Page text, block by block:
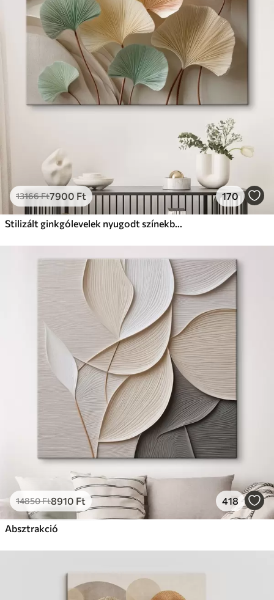
✗Környezetbarát anyag
Prémium
Ft
Élénk, gazdag színek
Fakulásálló
✓Biztonságos, szagtalan tinta
Eco-Prémium
Tól13990Ft
✓Élénk, gazdag színek
✓Fakulásálló
Környezetbarát anyag
13166Ft7900 Ft 170
Stilizált ginkgólevelek nyugodt színekben
14850Ft8910 Ft 418
Absztrakció